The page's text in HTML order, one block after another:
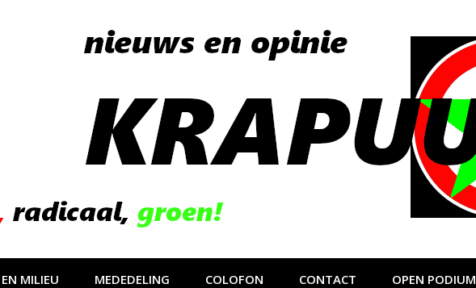
MILIEU MEDEDELING COLOFON CONTACT OPEN PODIUM